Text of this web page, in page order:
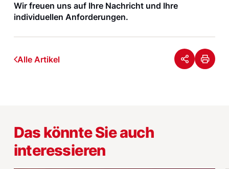
Wir freuen uns auf Ihre Nachricht und Ihre
individuellen Anforderungen.
Alle Artikel
Das könnte Sie auch
interessieren